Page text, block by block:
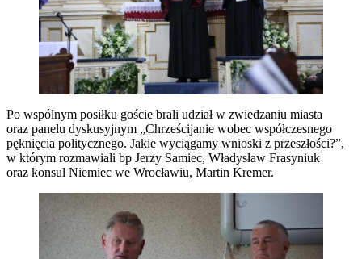
Po wspólnym posiłku goście brali udział w zwiedzaniu miasta
oraz panelu dyskusyjnym „Chrześcijanie wobec współczesnego
pęknięcia politycznego. Jakie wyciągamy wnioski z przeszłości?”,
w którym rozmawiali bp Jerzy Samiec, Władysław Frasyniuk
oraz konsul Niemiec we Wrocławiu, Martin Kremer.